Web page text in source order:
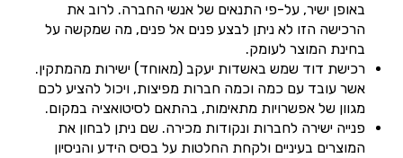
באופן ישיר, על-פי התנאים של אנשי החברה. לרוב את
הרכישה הזו לא ניתן לבצע פנים אל פנים, מה שמקשה על
בחינת המוצר לעומק.
רכישת דוד שמש באשדות יעקב (מאוחד) ישירות מהמתקין.
אשר עובד עם כמה וכמה חברות מפיצות, ויכול להציע לכם
מגוון של אפשרויות מתאימות, בהתאם לסיטואציה במקום.
פנייה ישירה לחברות ונקודות מכירה. שם ניתן לבחון את
המוצרים בעיניים ולקחת החלטות על בסיס הידע והניסיון